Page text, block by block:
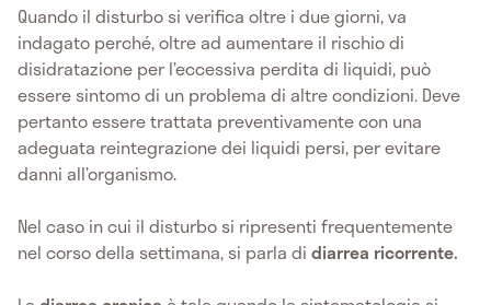
Quando il disturbo si verifica oltre i due giorni, va
indagato perché, oltre ad aumentare il rischio di
disidratazione per l’eccessiva perdita di liquidi, può
essere sintomo di un problema di altre condizioni. Deve
pertanto essere trattata preventivamente con una
adeguata reintegrazione dei liquidi persi, per evitare
danni all’organismo.
Nel caso in cui il disturbo si ripresenti frequentemente
nel corso della settimana, si parla di diarrea ricorrente.